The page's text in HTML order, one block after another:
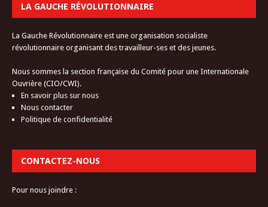
LA GAUCHE RÉVOLUTIONNAIRE
La Gauche Révolutionnaire est une organisation socialiste
révolutionnaire organisant des travailleur-ses et des jeunes.
Nous sommes la section française du Comité pour une Internationale
Ouvrière (CIO/CWI).
En savoir plus sur nous
Nous contacter
Politique de confidentialité
CONTACTEZ-NOUS
Pour nous joindre :